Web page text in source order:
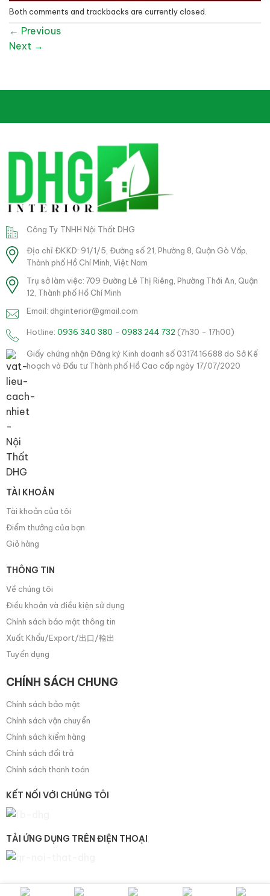
Both comments and trackbacks are currently closed.
← Previous
Next →
Công Ty TNHH Nội Thất DHG
Địa chỉ ĐKKD: 91/1/5, Đường số 21, Phường 8, Quận Gò Vấp,
Thành phố Hồ Chí Minh, Việt Nam
Trụ sở làm việc: 709 Đường Lê Thị Riêng, Phường Thới An, Quận
12, Thành phố Hồ Chí Minh
Email: dhginterior@gmail.com
Hotline: 0936 340 380 - 0983 244 732 (7h30 - 17h00)
Giấy chứng nhận Đăng ký Kinh doanh số 0317416688 do Sở Kế
hoạch và Đầu tư Thành phố Hồ Cao cấp ngày 17/07/2020
TÀI KHOẢN
Tài khoản của tôi
Điểm thưởng của bạn
Giỏ hàng
THÔNG TIN
Về chúng tôi
Điều khoản và điều kiện sử dụng
Chính sách bảo mật thông tin
Xuất Khẩu/Export/出口/輸出
Tuyển dụng
CHÍNH SÁCH CHUNG
Chính sách bảo mật
Chính sách vận chuyển
Chính sách kiểm hàng
Chính sách đổi trả
Chính sách thanh toán
KẾT NỐI VỚI CHÚNG TÔI
TẢI ỨNG DỤNG TRÊN ĐIỆN THOẠI